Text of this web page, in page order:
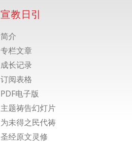
宣教日引
简介
专栏文章
成长记录
订阅表格
PDF电子版
主题祷告幻灯片
为未得之民代祷
圣经原文灵修